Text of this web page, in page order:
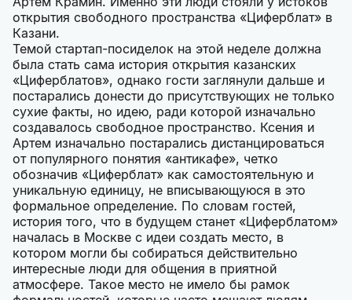
открытия свободного пространства «Циферблат» в
Казани.
Темой стартап-посиделок на этой неделе должна
была стать сама история открытия казанских
«Циферблатов», однако гости заглянули дальше и
постарались донести до присутствующих не только
сухие факты, но идею, ради которой изначально
создавалось свободное пространство. Ксения и
Артем изначально постарались дистанцироваться
от популярного понятия «антикафе», четко
обозначив «Циферблат» как самостоятельную и
уникальную единицу, не вписывающуюся в это
формальное определение. По словам гостей,
история того, что в будущем станет «Циферблатом»
началась в Москве с идеи создать место, в
котором могли бы собираться действительно
интересные люди для общения в приятной
атмосфере. Такое место не имело бы рамок